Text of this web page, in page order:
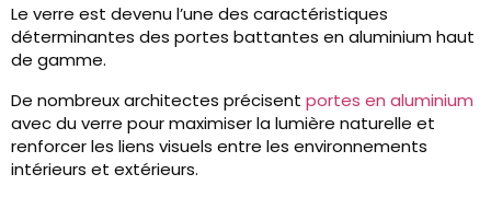
Le verre est devenu l’une des caractéristiques
déterminantes des portes battantes en aluminium haut
de gamme.
De nombreux architectes précisent portes en aluminium
avec du verre pour maximiser la lumière naturelle et
renforcer les liens visuels entre les environnements
intérieurs et extérieurs.